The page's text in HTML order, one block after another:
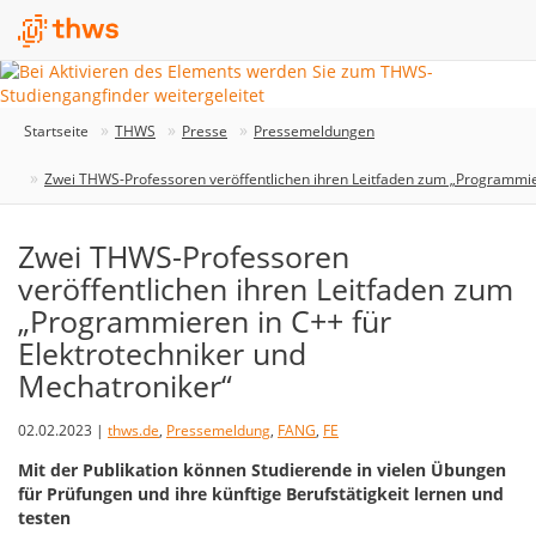
Startseite THWS Presse Pressemeldungen
Zwei THWS-Professoren veröffentlichen ihren Leitfaden zum
Zwei THWS-Professoren
veröffentlichen ihren Leitfaden zum
„Programmieren in C++ für
Elektrotechniker und
Mechatroniker“
02.02.2023 | thws.de, Pressemeldung, FANG, FE
Mit der Publikation können Studierende in vielen Übungen
für Prüfungen und ihre künftige Berufstätigkeit lernen und
testen